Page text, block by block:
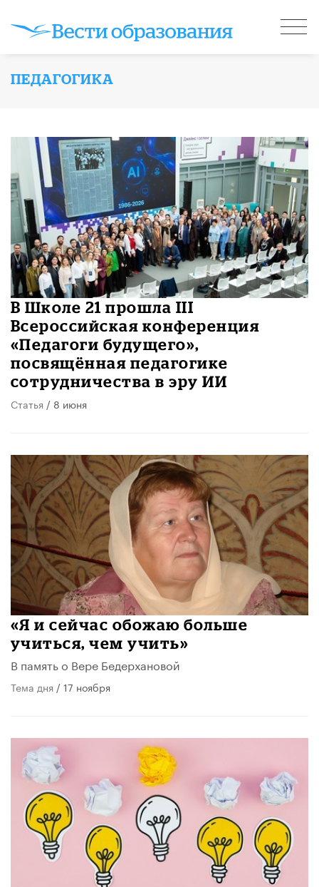
ПЕДАГОГИКА
В Школе 21 прошла III
Всероссийская конференция
«Педагоги будущего»,
посвящённая педагогике
сотрудничества в эру ИИ
Статья / 8 июня
«Я и сейчас обожаю больше
учиться, чем учить»
В память о Вере Бедерхановой
Тема дня / 17 ноября